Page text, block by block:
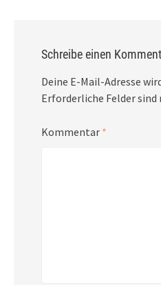
Schreibe einen
Deine E-Mail-Adresse
Erforderliche Felder sind
Kommentar *